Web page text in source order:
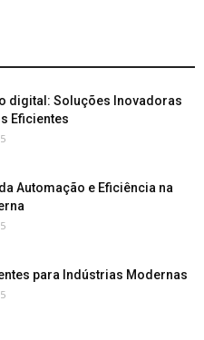
digital: Soluções Inovadoras
Eficientes
Automação e Eficiência na
para Indústrias Modernas